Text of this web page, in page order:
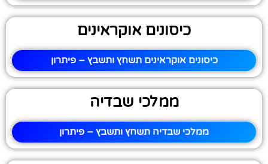
כיסונים אוקראינים
כיסונים אוקראינים תשחץ ותשבץ – פיתרון
ממלכי שבדיה
ממלכי שבדיה תשחץ ותשבץ – פיתרון